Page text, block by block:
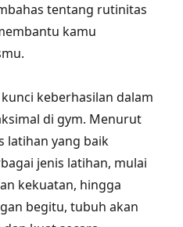
tentang rutinitas
kamu
keberhasilan dalam
di gym. Menurut
latihan yang baik
jenis latihan, mulai
kekuatan, hingga
begitu, tubuh akan